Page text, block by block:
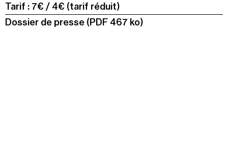
Tarif : 7€ / 4€ (tarif réduit)
Dossier de presse (PDF 467 ko)